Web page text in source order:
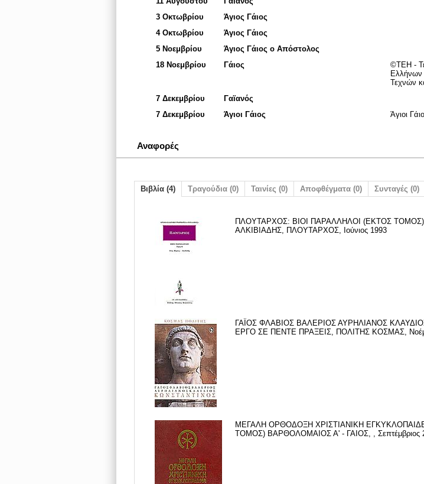
3 Οκτωβρίου
Άγιος Γάιος
4 Οκτωβρίου
Άγιος Γάιος
5 Νοεμβρίου
Άγιος Γάιος ο Απόστολος
18 Νοεμβρίου
Γάιος
©ΤΕΗ -
Τεχνών
7 Δεκεμβρίου
Γαϊανός
7 Δεκεμβρίου
Άγιοι Γάιος Άγιοι
Αναφορές
Βιβλία (4) Τραγούδια (0) Ταινίες (0) Αποφθέγματα (0) Συνταγές (0)
ΠΛΟΥΤΑΡΧΟΣ: ΒΙΟΙ ΠΑΡΑΛΛΗΛΟΙ (ΕΚΤΟΣ
ΑΛΚΙΒΙΑΔΗΣ, ΠΛΟΥΤΑΡΧΟΣ, Ιούνιος 1993
ΓΑΪΟΣ ΦΛΑΒΙΟΣ ΒΑΛΕΡΙΟΣ ΑΥΡΗΛΙΑΝΟΣ
ΕΡΓΟ ΣΕ ΠΕΝΤΕ ΠΡΑΞΕΙΣ, ΠΟΛΙΤΗΣ ΚΟΣΜΑΣ,
ΜΕΓΑΛΗ ΟΡΘΟΔΟΞΗ ΧΡΙΣΤΙΑΝΙΚΗ
ΤΟΜΟΣ) ΒΑΡΘΟΛΟΜΑΙΟΣ Α' - ΓΑΙΟΣ, , Σεπτέμβριος